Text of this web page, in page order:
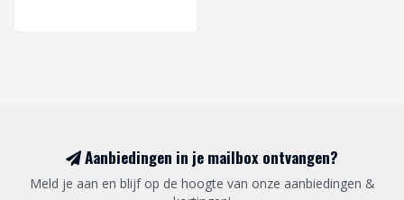
Aanbiedingen in je mailbox ontvangen?
Meld je aan en blijf op de hoogte van onze aanbiedingen &